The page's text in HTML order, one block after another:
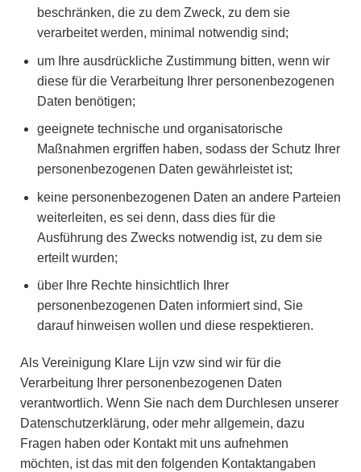
beschränken, die zu dem Zweck, zu dem sie
verarbeitet werden, minimal notwendig sind;
um Ihre ausdrückliche Zustimmung bitten, wenn wir
diese für die Verarbeitung Ihrer personenbezogenen
Daten benötigen;
geeignete technische und organisatorische
Maßnahmen ergriffen haben, sodass der Schutz Ihrer
personenbezogenen Daten gewährleistet ist;
keine personenbezogenen Daten an andere Parteien
weiterleiten, es sei denn, dass dies für die
Ausführung des Zwecks notwendig ist, zu dem sie
erteilt wurden;
über Ihre Rechte hinsichtlich Ihrer
personenbezogenen Daten informiert sind, Sie
darauf hinweisen wollen und diese respektieren.
Als Vereinigung Klare Lijn vzw sind wir für die
Verarbeitung Ihrer personenbezogenen Daten
verantwortlich. Wenn Sie nach dem Durchlesen unserer
Datenschutzerklärung, oder mehr allgemein, dazu
Fragen haben oder Kontakt mit uns aufnehmen
möchten, ist das mit den folgenden Kontaktangaben